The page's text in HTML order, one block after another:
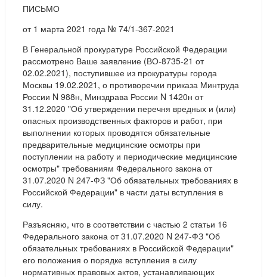
ПИСЬМО
от 1 марта 2021 года № 74/1-367-2021
В Генеральной прокуратуре Российской Федерации
рассмотрено Ваше заявление (ВО-8735-21 от
02.02.2021), поступившее из прокуратуры города
Москвы 19.02.2021, о противоречии приказа Минтруда
России N 988н, Минздрава России N 1420н от
31.12.2020 "Об утверждении перечня вредных и (или)
опасных производственных факторов и работ, при
выполнении которых проводятся обязательные
предварительные медицинские осмотры при
поступлении на работу и периодические медицинские
осмотры" требованиям Федерального закона от
31.07.2020 N 247-ФЗ "Об обязательных требованиях в
Российской Федерации" в части даты вступления в
силу.
Разъясняю, что в соответствии с частью 2 статьи 16
Федерального закона от 31.07.2020 N 247-ФЗ "Об
обязательных требованиях в Российской Федерации"
его положения о порядке вступления в силу
нормативных правовых актов, устанавливающих